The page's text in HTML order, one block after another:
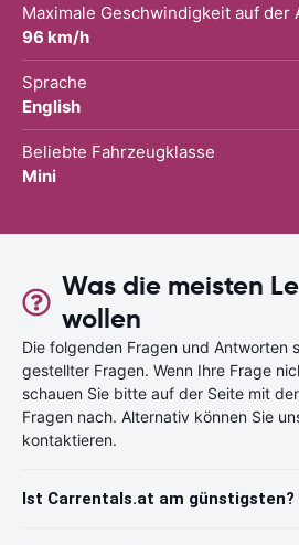
Maximale Geschwindigkeit auf der
96 km/h
Sprache
English
Beliebte Fahrzeugklasse
Mini
Was die meisten
wollen
Die folgenden Fragen und Antworten
gestellter Fragen. Wenn Ihre Frage
schauen Sie bitte auf der Seite mit
Fragen nach. Alternativ können Sie
kontaktieren.
Ist Carrentals.at am günstigsten?